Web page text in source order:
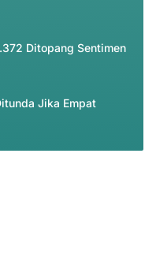
Ditopang Sentimen
Jika Empat